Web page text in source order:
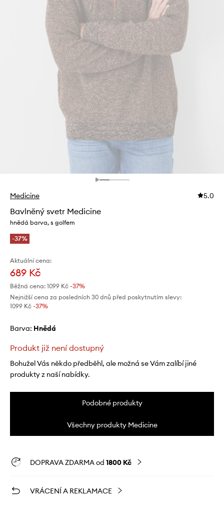
Medicine 5.0
Bavlněný svetr Medicine
hnědá barva, s golfem
-37%
Aktuální cena:
689 Kč
Běžná cena: 1099 Kč -37%
Nejnižší cena za posledních 30 dnů před poskytnutím slevy:
1099 Kč -37%
Barva: hnědá
Produkt již není dostupný
Bohužel Vás někdo předběhl, ale možná se Vám zalíbí jiné
produkty z naší nabídky.
Podobné produkty
Všechny produkty Medicine
DOPRAVA ZDARMA od 1800 Kč
VRÁCENÍ A REKLAMACE